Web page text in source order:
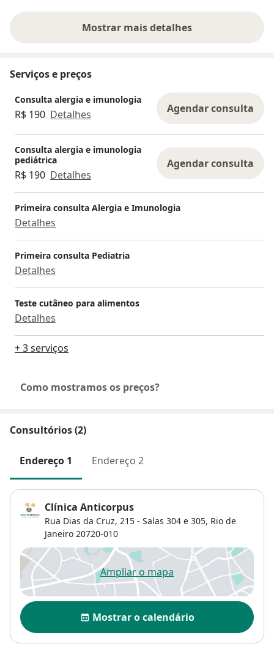
Mostrar mais detalhes
sobre a experiência
Serviços e preços
Consulta alergia e imunologia
R$ 190 Detalhes Agendar consulta
Consulta alergia e imunologia
pediátrica
R$ 190 Detalhes
Agendar consulta
Primeira consulta Alergia e Imunologia
Detalhes
Primeira consulta Pediatria
Detalhes
Teste cutâneo para alimentos
Detalhes
+ 3 serviços
Como mostramos os preços?
Consultórios (2)
Endereço 1 Endereço 2
Clínica Anticorpus
Rua Dias da Cruz, 215 - Salas 304 e 305, Rio de
Janeiro 20720-010
Ampliar o mapaabre num novo separador
Disponibilidade
Mostrar o calendário